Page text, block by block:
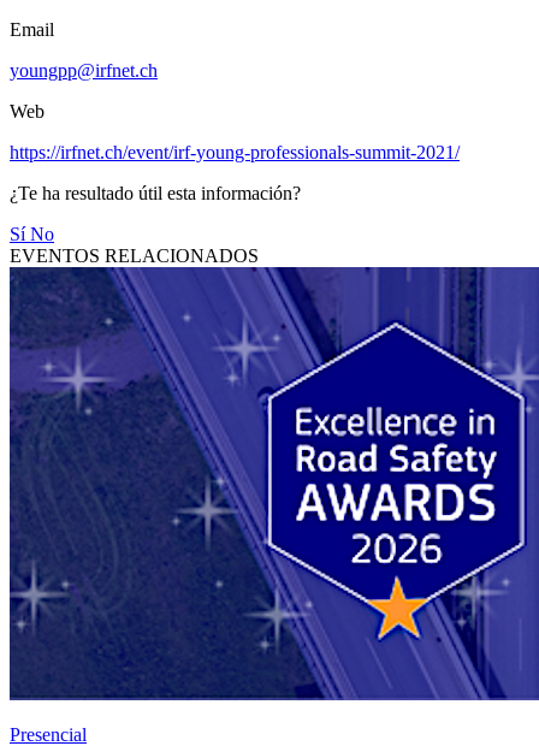
Email
youngpp@irfnet.ch
Web
https://irfnet.ch/event/irf-young-professionals-summit-2021/
¿Te ha resultado útil esta información?
SíNo
EVENTOS RELACIONADOS
Presencial